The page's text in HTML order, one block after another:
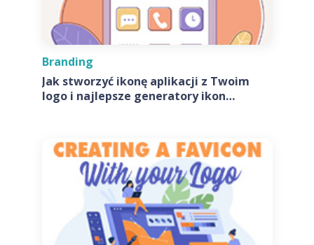
Branding
Jak stworzyć ikonę aplikacji z Twoim
logo i najlepsze generatory ikon